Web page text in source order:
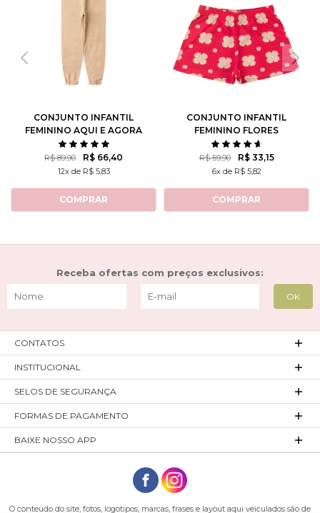
CONJUNTO INFANTIL
FEMININO AQUI E AGORA
R$ 89,90 R$ 66,40
12x de R$ 5,83
COMPRAR
CONJUNTO INFANTIL
FEMININO FLORES
ROTATIVAS
R$ 59,90 R$ 33,15
6x de R$ 5,82
COMPRAR
Receba ofertas com preços exclusivos:
CONTATOS
INSTITUCIONAL
SELOS DE SEGURANÇA
FORMAS DE PAGAMENTO
BAIXE NOSSO APP
O conteúdo do site, fotos, logotipos, marcas, frases e layout aqui veiculados são de